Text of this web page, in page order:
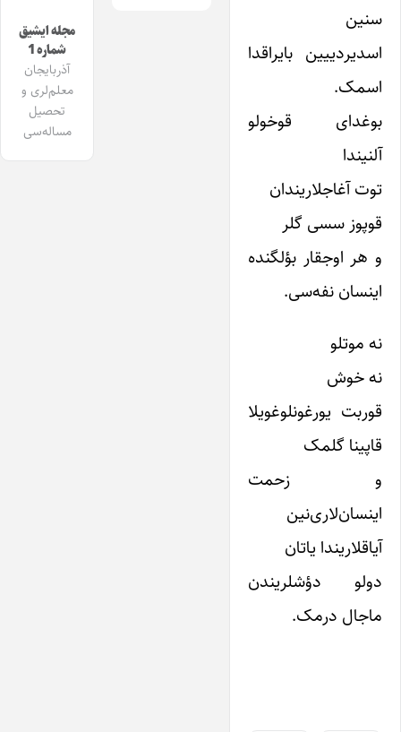
سنین
اسدیردییین بایراقدا
اسمک.
بوغدای قوخولو
آلنیندا
توت آغاجلاریندان
قوپوز سسی گلر
و هر اوجقار بؤلگنده
اینسان نفه‌سی.
نه موتلو
نه خوش
قوربت یورغونلوغویلا
قاپینا گلمک
و زحمت
اینسان‌لاری‌نین
آیاقلاریندا یاتان
دولو دؤشلریندن
ماجال درمک.
مجله ایشیق
شماره 1
آذربایجان
معلم‌لری و
تحصیل
مساله‌سی